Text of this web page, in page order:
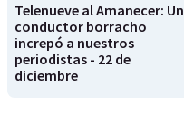
Telenueve al Amanecer: Un
conductor borracho
increpó a nuestros
periodistas - 22 de
diciembre